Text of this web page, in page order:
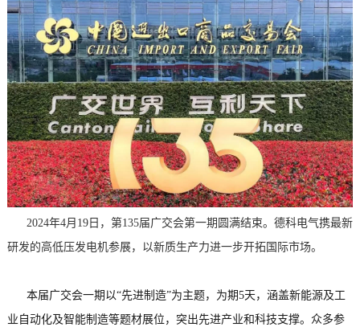
2024年4月19日，第135届广交会第一期圆满结束。德科电气携最新
研发的高低压发电机参展，以新质生产力进一步开拓国际市场。
本届广交会一期以“先进制造”为主题，为期5天，涵盖新能源及工
业自动化及智能制造等题材展位，突出先进产业和科技支撑。众多参